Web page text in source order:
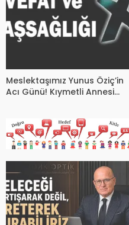
Meslektaşımız Yunus Öziç’in
Acı Günü! Kıymetli Annesi